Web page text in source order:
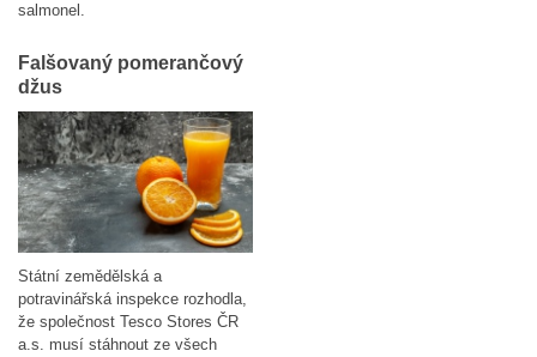
salmonel.
Falšovaný pomerančový
džus
Státní zemědělská a
potravinářská inspekce rozhodla,
že společnost Tesco Stores ČR
a.s. musí stáhnout ze všech